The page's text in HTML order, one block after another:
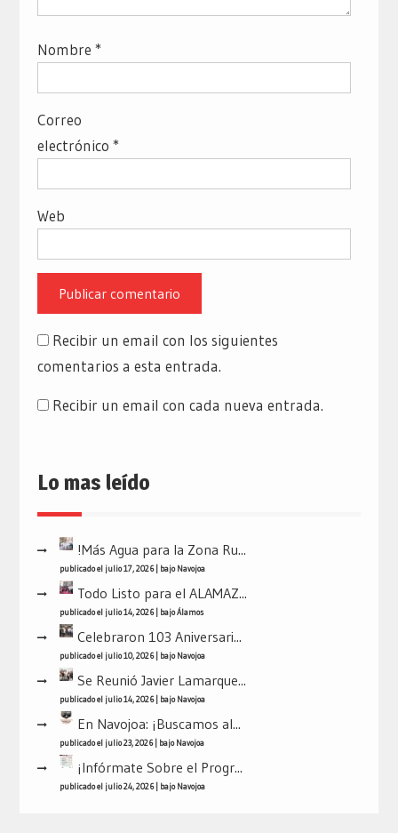
Nombre *
Correo
electrónico *
Web
Recibir un email con los siguientes
comentarios a esta entrada.
Recibir un email con cada nueva entrada.
Lo mas leído
!Más Agua para la Zona Ru...
publicado el julio 17, 2026| bajoNavojoa
Todo Listo para el ALAMAZ...
publicado el julio 14, 2026| bajoÁlamos
Celebraron 103 Aniversari...
publicado el julio 10, 2026| bajoNavojoa
Se Reunió Javier Lamarque...
publicado el julio 14, 2026| bajoNavojoa
En Navojoa: ¡Buscamos al...
publicado el julio 23, 2026| bajoNavojoa
¡Infórmate Sobre el Progr...
publicado el julio 24, 2026| bajoNavojoa